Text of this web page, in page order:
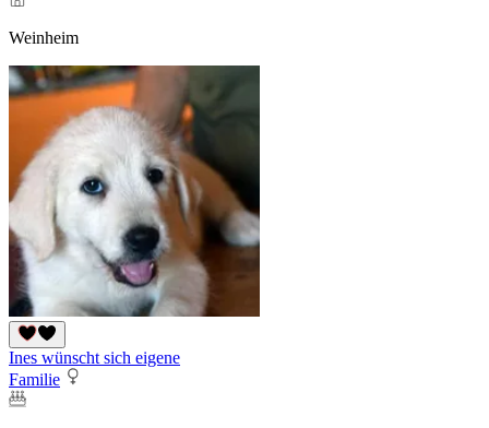
Weinheim
Ines wünscht sich eigene
Familie